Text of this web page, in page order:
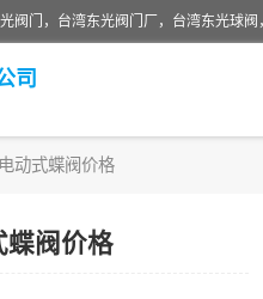
阀门，台湾东光阀门厂，台湾东光球
司
动式蝶阀价格
蝶阀价格